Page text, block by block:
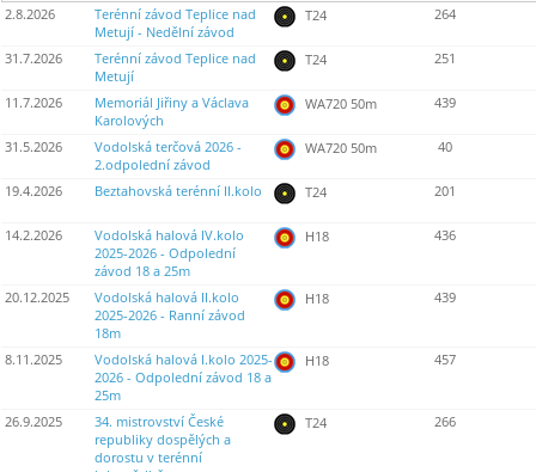
2.8.2026
Terénní závod Teplice nad
Metují - Nedělní závod
T24 264
31.7.2026
Terénní závod Teplice nad
Metují
T24 251
11.7.2026
Memoriál Jiřiny a Václava
Karolových
WA720 50m 439
31.5.2026
Vodolská terčová 2026 -
2.odpolední závod
WA720 50m 40
19.4.2026 Beztahovská terénní II.kolo T24 201
14.2.2026
Vodolská halová IV.kolo
2025-2026 - Odpolední
závod 18 a 25m
H18 436
20.12.2025
Vodolská halová II.kolo
2025-2026 - Ranní závod
18m
H18 439
8.11.2025
Vodolská halová I.kolo 2025-
2026 - Odpolední závod 18 a
25m
H18 457
26.9.2025
34. mistrovství České
republiky dospělých a
dorostu v terénní
T24 266